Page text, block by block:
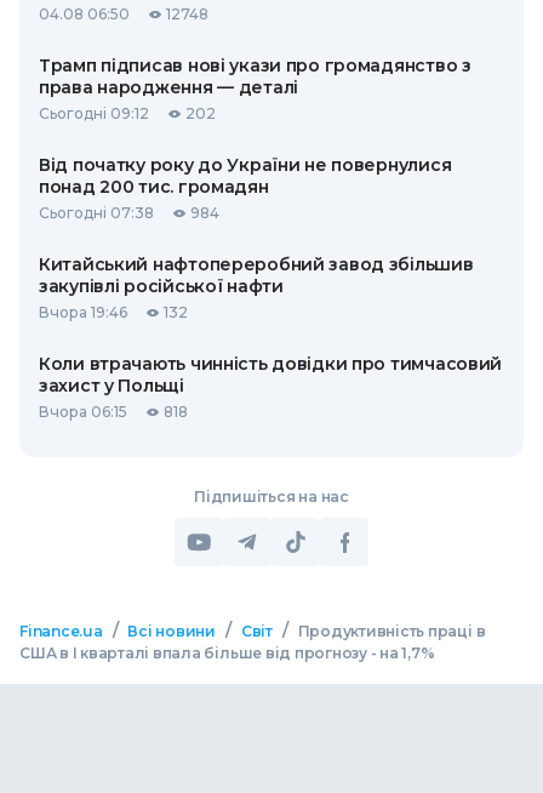
04.08 06:50 12748
Трамп підписав нові укази про громадянство з
права народження — деталі
Сьогодні 09:12 202
Від початку року до України не повернулися
понад 200 тис. громадян
Сьогодні 07:38 984
Китайський нафтопереробний завод збільшив
закупівлі російської нафти
Вчора 19:46 132
Коли втрачають чинність довідки про тимчасовий
захист у Польщі
Вчора 06:15 818
Підпишіться на нас
Finance.ua / Всі новини / Світ /
Продуктивність праці в
США в I кварталі впала більше від прогнозу - на 1,7%